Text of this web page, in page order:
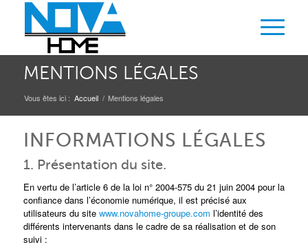
MENTIONS LÉGALES
Vous êtes ici : Accueil / Mentions légales
INFORMATIONS LÉGALES
1. Présentation du site.
En vertu de l’article 6 de la loi n° 2004-575 du 21 juin 2004 pour la
confiance dans l’économie numérique, il est précisé aux
utilisateurs du site www.novahome-groupe.com l’identité des
différents intervenants dans le cadre de sa réalisation et de son
suivi :